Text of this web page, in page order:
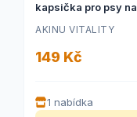
kapsička pro psy na
AKINU VITALITY
149 Kč
1 nabídka